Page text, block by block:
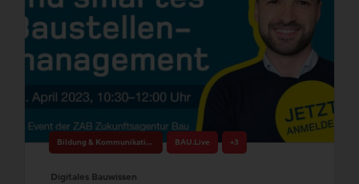
Bildung & Kommunikation BAU.Live +3
Digitales Bauwissen